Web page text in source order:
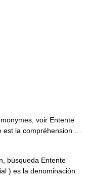
voir Entente
est la compréhension …
búsqueda Entente
) es la denominación